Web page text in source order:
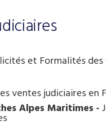
et Formalités
ventes judiciaires en
Alpes Maritimes -